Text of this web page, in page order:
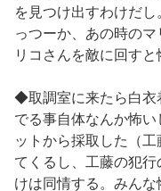
を見つけ出すわけだし
っつーか、あの時の
リコさんを敵に回すと
◆取調室に来たら白衣
でる事自体なんか怖
ットから採取した（
てくるし、工藤の犯
けは同情する。みんな